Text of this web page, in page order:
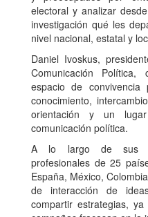
electoral y analizar
investigación qué les
nivel nacional, estatal y
Daniel Ivoskus,
Comunicación
espacio de convivencia
conocimiento,
orientación y un
comunicación política.
A lo largo de sus
profesionales de 25
España, México,
de interacción de
compartir estrategias,